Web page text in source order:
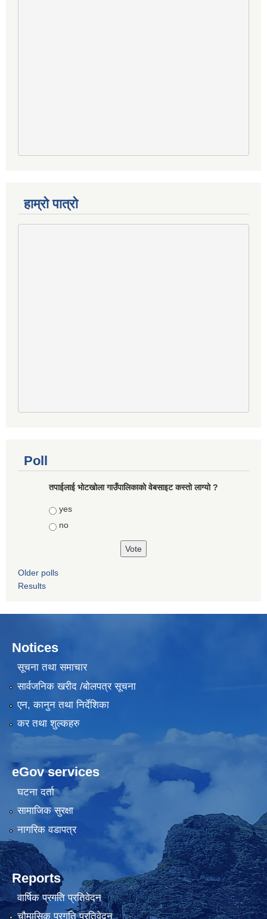
हाम्रो पात्रो
Poll
तपाईलाई भोटखोला गाउँपालिकाकाे वेबसाइट कस्तो लाग्यो ?
Choices
yes
no
Older polls
Results
Notices
सूचना तथा समाचार
सार्वजनिक खरीद /बोलपत्र सूचना
एन, कानुन तथा निर्देशिका
कर तथा शुल्कहरु
eGov services
घटना दर्ता
सामाजिक सुरक्षा
नागरिक वडापत्र
Reports
वार्षिक प्रगति प्रतिवेदन
चौमासिक प्रगति प्रतिवेदन